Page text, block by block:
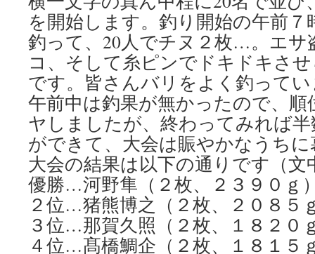
を開始します。釣り開始の午前７
釣って、20人でチヌ２枚…。エサ
コ、そして糸ピンでドキドキさ
です。皆さんバリをよく釣って
午前中は釣果が無かったので、
ヤしましたが、終わってみれば
ができて、大会は賑やかなうち
大会の結果は以下の通りです（文
優勝…河野隼（２枚、２３９０ｇ
２位…猪熊博之（２枚、２０８５
３位…那賀久照（２枚、１８２０
４位…髙橋鯛企（２枚、１８１５